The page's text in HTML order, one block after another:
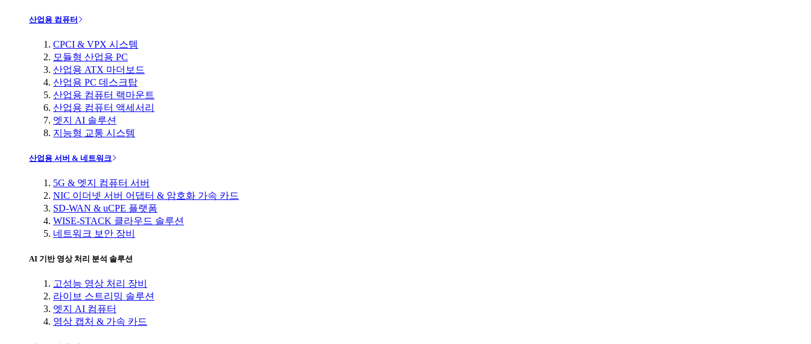
산업용 컴퓨터
CPCI & VPX 시스템
모듈형 산업용 PC
산업용 ATX 마더보드
산업용 PC 데스크탑
산업용 컴퓨터 랙마운트
산업용 컴퓨터 액세서리
엣지 AI 솔루션
지능형 교통 시스템
산업용 서버 & 네트워크
5G & 엣지 컴퓨터 서버
NIC 이더넷 서버 어댑터 & 암호화 가속 카드
SD-WAN & uCPE 플랫폼
WISE-STACK 클라우드 솔루션
네트워크 보안 장비
AI 기반 영상 처리 분석 솔루션
고성능 영상 처리 장비
라이브 스트리밍 솔루션
엣지 AI 컴퓨터
영상 캡처 & 가속 카드